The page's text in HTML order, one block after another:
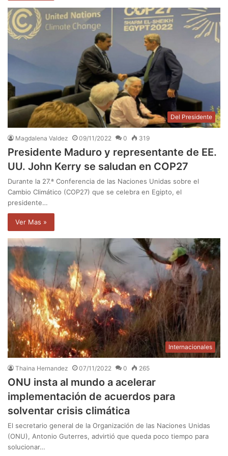
Del Presidente
Magdalena Valdez 09/11/2022 0 319
Presidente Maduro y representante de EE.
UU. John Kerry se saludan en COP27
Durante la 27.ª Conferencia de las Naciones Unidas sobre el
Cambio Climático (COP27) que se celebra en Egipto, el
presidente…
Ver Mas »
Internacionales
Thaina Hernandez 07/11/2022 0 265
ONU insta al mundo a acelerar
implementación de acuerdos para
solventar crisis climática
El secretario general de la Organización de las Naciones Unidas
(ONU), Antonio Guterres, advirtió que queda poco tiempo para
solucionar…